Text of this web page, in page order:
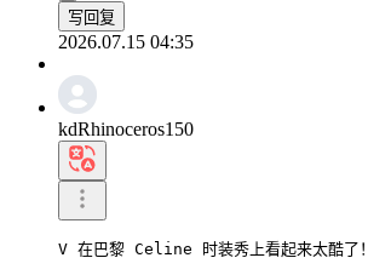
写回复
2026.07.15 04:35
kdRhinoceros150
V 在巴黎 Celine 时装秀上看起来太酷了！